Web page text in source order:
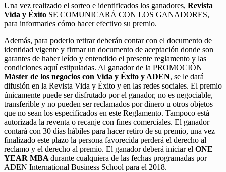
Una vez realizado el sorteo e identificados los ganadores, Revista
Vida y Éxito SE COMUNICARÁ CON LOS GANADORES,
para informarles cómo hacer efectivo su premio.
Además, para poderlo retirar deberán contar con el documento de
identidad vigente y firmar un documento de aceptación donde son
garantes de haber leído y entendido el presente reglamento y las
condiciones aquí estipuladas. Al ganador de la PROMOCIÓN
Máster de los negocios con Vida y Éxito y ADEN, se le dará
difusión en la Revista Vida y Éxito y en las redes sociales. El premio
únicamente puede ser disfrutado por el ganador, no es negociable,
transferible y no pueden ser reclamados por dinero u otros objetos
que no sean los especificados en este Reglamento. Tampoco está
autorizada la reventa o recanje con fines comerciales. El ganador
contará con 30 días hábiles para hacer retiro de su premio, una vez
finalizado este plazo la persona favorecida perderá el derecho al
reclamo y el derecho al premio. El ganador deberá iniciar el ONE
YEAR MBA durante cualquiera de las fechas programadas por
ADEN International Business School para el 2018.